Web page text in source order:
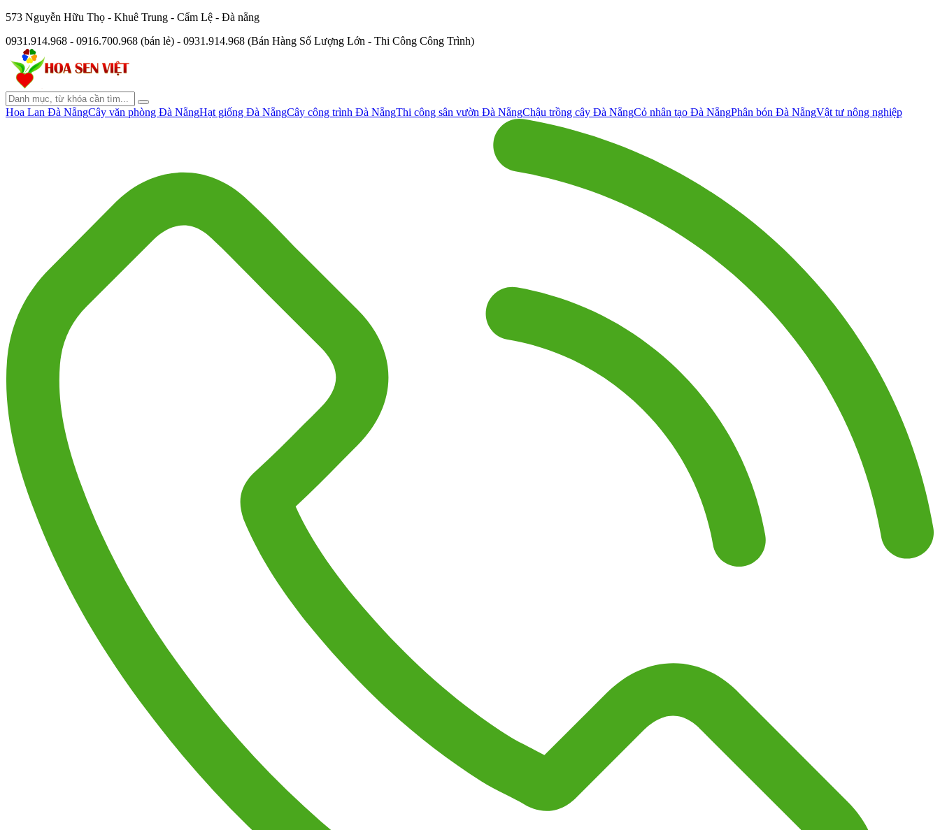
573 Nguyễn Hữu Thọ - Khuê Trung - Cẩm Lệ - Đà nẵng
0931.914.968 - 0916.700.968 (bán lẻ) - 0931.914.968 (Bán Hàng Số Lượng Lớn - Thi Công Công Trình)
Hoa Lan Đà NẵngCây văn phòng Đà NẵngHạt giống Đà NẵngCây công trình Đà NẵngThi công sân vườn Đà NẵngChậu trồng cây Đà NẵngCỏ nhân tạo Đà NẵngPhân bón Đà NẵngVật tư nông nghiệp